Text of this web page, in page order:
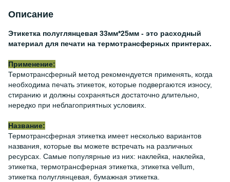
Описание
Этикетка полуглянцевая 33мм*25мм - это расходный
материал для печати на термотрансферных принтерах.
Применение:
Термотрансферный метод рекомендуется применять, когда
необходима печать этикеток, которые подвергаются износу,
стиранию и должны сохраняться достаточно длительно,
нередко при неблагоприятных условиях.
Название:
Термотрансферная этикетка имеет несколько вариантов
названия, которые вы можете встречать на различных
ресурсах. Самые популярные из них: наклейка, наклейка,
этикетка, термотрансферная этикетка, этикетка vellum,
этикетка полуглянцевая, бумажная этикетка.